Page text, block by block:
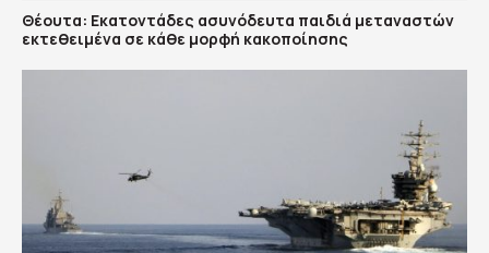
Θέουτα: Εκατοντάδες ασυνόδευτα παιδιά μεταναστών
εκτεθειμένα σε κάθε μορφή κακοποίησης